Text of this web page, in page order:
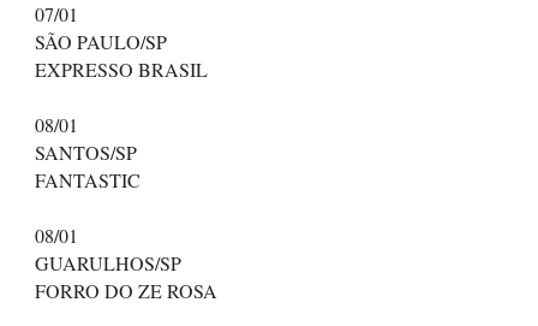
07/01
SÃO PAULO/SP
EXPRESSO BRASIL
08/01
SANTOS/SP
FANTASTIC
08/01
GUARULHOS/SP
FORRO DO ZE ROSA